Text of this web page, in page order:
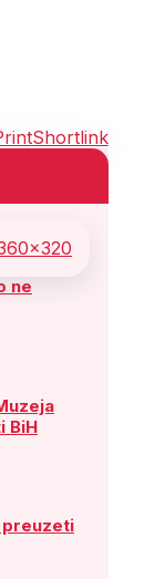
Shortlink
ne
BiH
preuzeti